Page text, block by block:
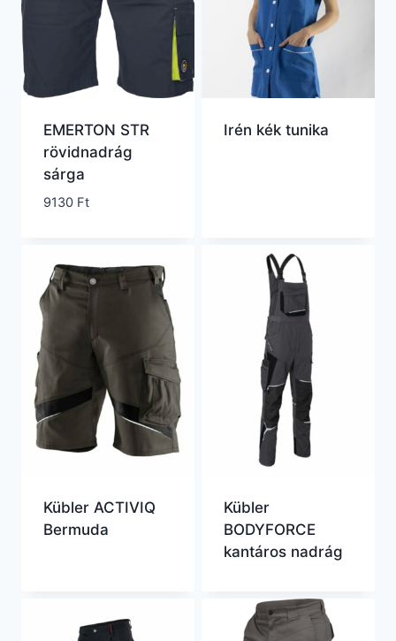
EMERTON STR
rövidnadrág
sárga
9130 Ft
Irén kék tunika
Kübler ACTIVIQ
Bermuda
Kübler
BODYFORCE
kantáros nadrág